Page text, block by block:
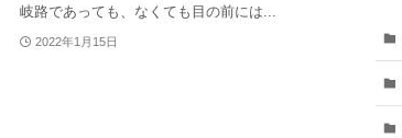
岐路であっても、なくても目の前には...
2022年1月15日